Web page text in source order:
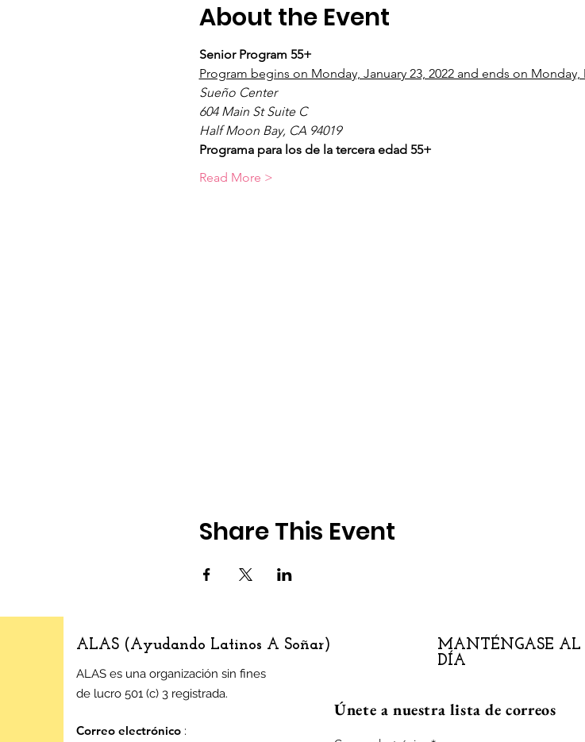
About the Event
Senior Program 55+
Program begins on Monday, January 23, 2022 and ends on Monday,
Sueño Center
604 Main St Suite C
Half Moon Bay, CA 94019
Programa para los de la tercera edad 55+
Read More >
Share This Event
ALAS (Ayudando Latinos A Soñar)
ALAS es una organización sin fines
de lucro 501 (c) 3 registrada.
Correo electrónico :
MANTÉNGASE AL
DÍA
Únete a nuestra lista de correos